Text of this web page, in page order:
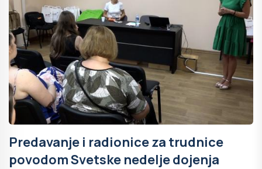
Predavanje i radionice za trudnice
povodom Svetske nedelje dojenja